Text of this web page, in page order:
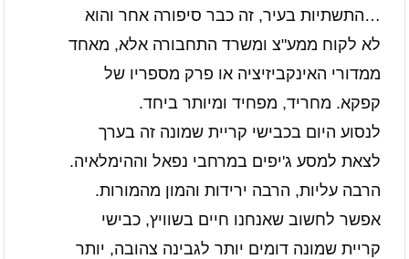
…התשתיות בעיר, זה כבר סיפורה אחר והוא
לא לקוח ממע"צ ומשרד התחבורה אלא, מאחד
ממדורי האינקביזיציה או פרק מספריו של
קפקא. מחריד, מפחיד ומיותר ביחד.
לנסוע היום בכבישי קריית שמונה זה בערך
לצאת למסע ג'יפים במרחבי נפאל וההימלאיה.
הרבה עליות, הרבה ירידות והמון מהמורות.
אפשר לחשוב שאנחנו חיים בשוויץ, כבישי
קריית שמונה דומים יותר לגבינה צהובה, יותר